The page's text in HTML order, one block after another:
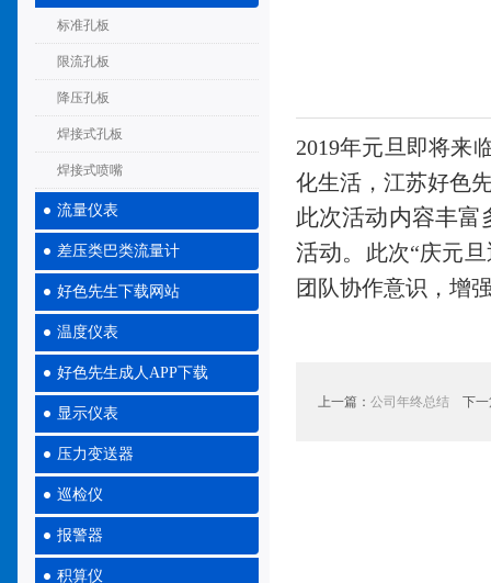
标准孔板
限流孔板
降压孔板
焊接式孔板
焊接式喷嘴
流量仪表
差压类巴类流量计
好色先生下载网站
温度仪表
好色先生成人APP下载
显示仪表
压力变送器
巡检仪
报警器
积算仪
2019年元旦即将来
化生活，江苏好色
此次活动内容丰富
活动。
此次“庆元
团队协作意识，增
上一篇： 公司年终总结 下一